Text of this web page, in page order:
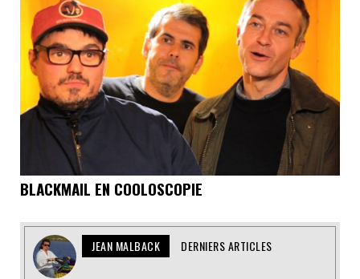
BLACKMAIL EN COOLOSCOPIE
JEAN MALBACK DERNIERS ARTICLES